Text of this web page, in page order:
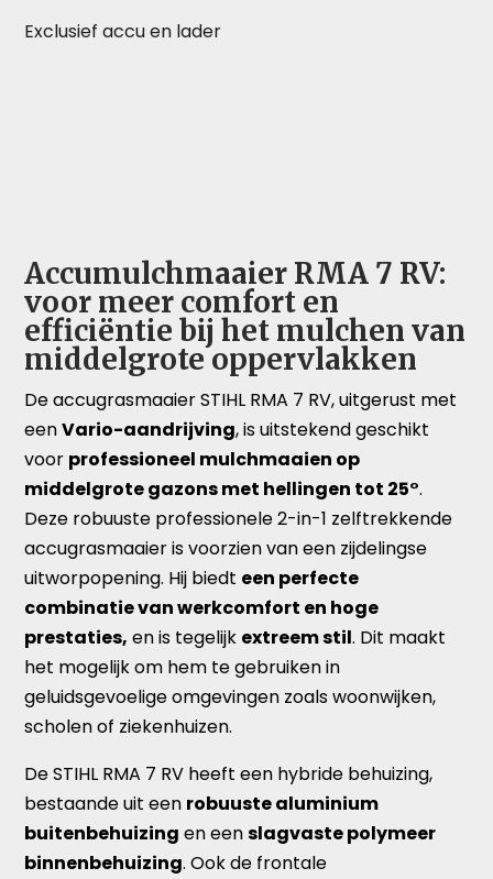
Exclusief accu en lader
Accumulchmaaier RMA 7 RV:
voor meer comfort en
efficiëntie bij het mulchen van
middelgrote oppervlakken
De accugrasmaaier STIHL RMA 7 RV, uitgerust met
eenVario-aandrijving, is uitstekend geschikt
voor professioneel mulchmaaien op
middelgrote gazons met hellingen tot 25°.
Deze robuuste professionele 2-in-1 zelftrekkende
accugrasmaaier is voorzien van een zijdelingse
uitworpopening. Hij biedt een perfecte
combinatie van werkcomfort en hoge
prestaties, en is tegelijk extreem stil. Dit maakt
het mogelijk om hem te gebruiken in
geluidsgevoelige omgevingen zoals woonwijken,
scholen of ziekenhuizen.
De STIHL RMA 7 RV heeft een hybride behuizing,
bestaande uit een robuuste aluminium
buitenbehuizing en eenslagvaste polymeer
binnenbehuizing. Ook de frontale